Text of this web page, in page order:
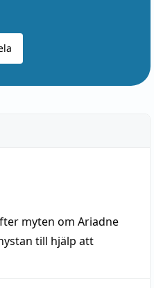
myten om Ariadne
till hjälp att